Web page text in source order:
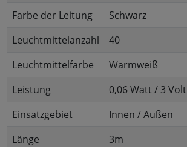
Farbe der Leitung
Schwarz
Leuchtmittelanzahl
40
Leuchtmittelfarbe
Warmweiß
Leistung
0,06 Watt / 3 Volt
Einsatzgebiet
Innen / Außen
Länge
3m